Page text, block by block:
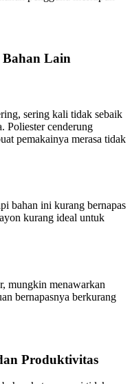
Lain
sering kali tidak sebaik
Poliester cenderung
pemakainya merasa tidak
bahan ini kurang bernapas
kurang ideal untuk
mungkin menawarkan
bernapasnya berkurang
Produktivitas